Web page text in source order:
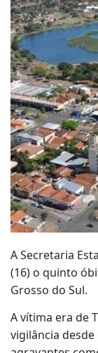
A Secretaria
(16) o quinto
Grosso do Sul.
A vítima era de
vigilância